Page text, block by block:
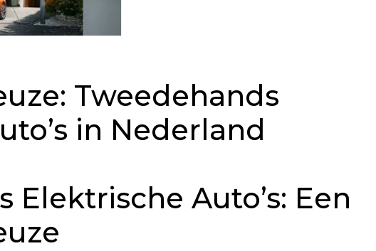
Tweedehands
in Nederland
Elektrische Auto’s: Een